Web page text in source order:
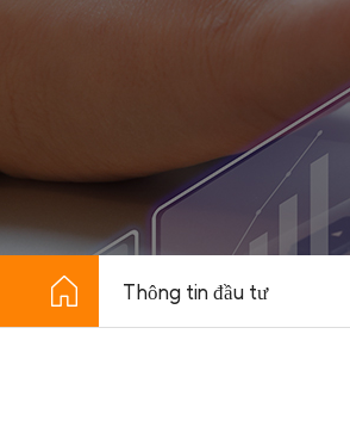
Thông tin đầu tư